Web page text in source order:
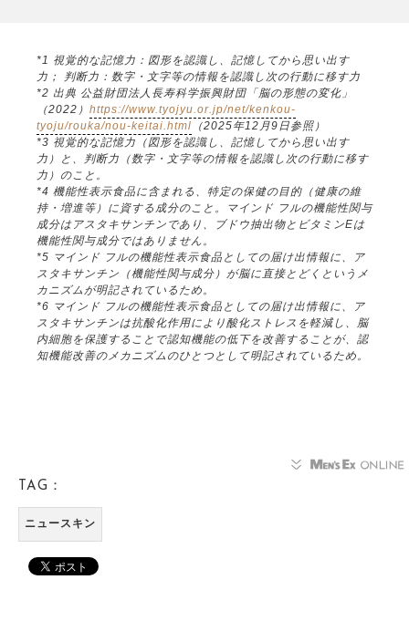
*1 視覚的な記憶力：図形を認識し、記憶してから思い出す
力； 判断力：数字・文字等の情報を認識し次の行動に移す力
*2 出典 公益財団法人長寿科学振興財団「脳の形態の変化」
（2022） https://www.tyojyu.or.jp/net/kenkou-
tyoju/rouka/nou-keitai.html （2025年12月9日参照）
*3 視覚的な記憶力（図形を認識し、記憶してから思い出す
力）と、判断力（数字・文字等の情報を認識し次の行動に移す
力）のこと。
*4 機能性表示食品に含まれる、特定の保健の目的（健康の維
持・増進等）に資する成分のこと。マインド フルの機能性関与
成分はアスタキサンチンであり、ブドウ抽出物とビタミンEは
機能性関与成分ではありません。
*5 マインド フルの機能性表示食品としての届け出情報に、ア
スタキサンチン（機能性関与成分）が脳に直接とどくというメ
カニズムが明記されているため。
*6 マインド フルの機能性表示食品としての届け出情報に、ア
スタキサンチンは抗酸化作用により酸化ストレスを軽減し、脳
内細胞を保護することで認知機能の低下を改善することが、認
知機能改善のメカニズムのひとつとして明記されているため。
TAG：
ニュースキン